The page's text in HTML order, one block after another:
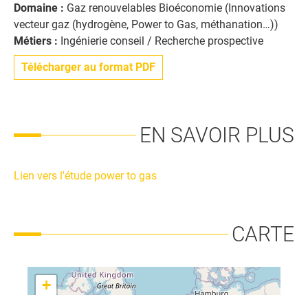
Domaine : Gaz renouvelables Bioéconomie (Innovations
vecteur gaz (hydrogène, Power to Gas, méthanation…))
Métiers : Ingénierie conseil / Recherche prospective
Télécharger au format PDF
EN SAVOIR PLUS
Lien vers l'étude power to gas
CARTE
+